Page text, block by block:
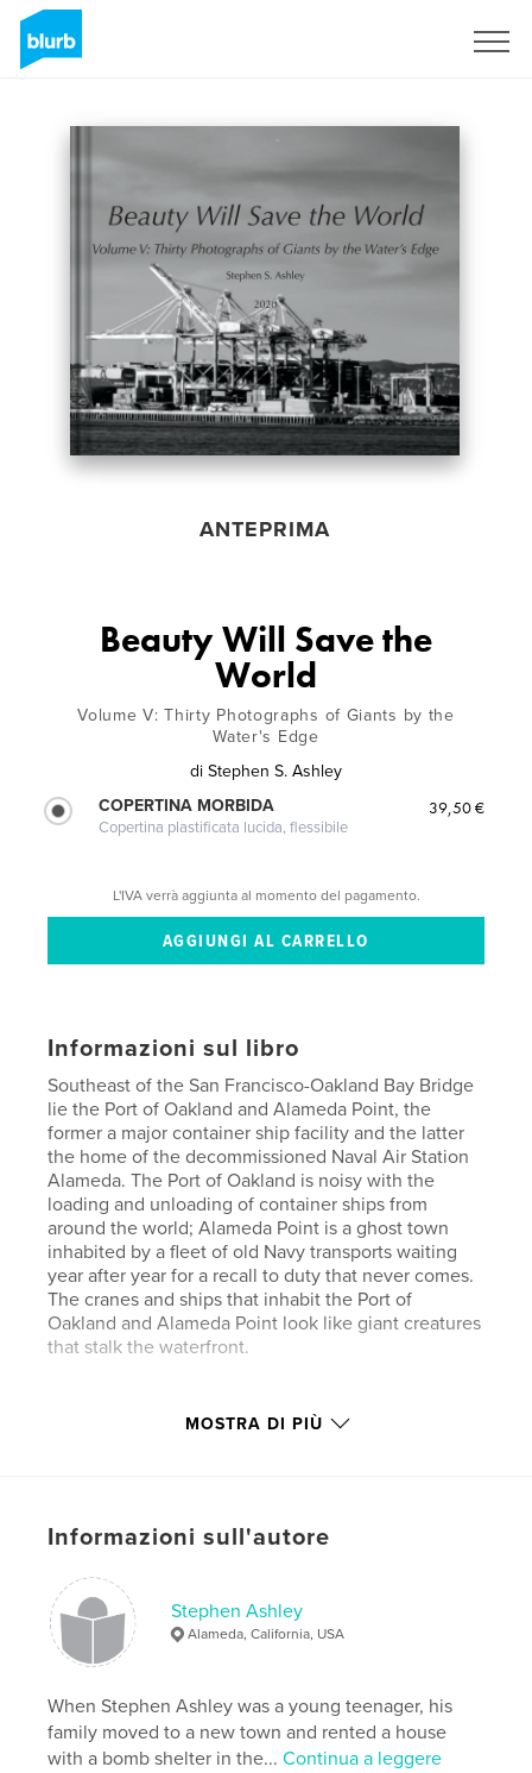
ANTEPRIMA
Beauty Will Save the
World
Volume V: Thirty Photographs of Giants by the
Water's Edge
di Stephen S. Ashley
COPERTINA MORBIDA
Copertina plastificata lucida, flessibile
39,50 €
L'IVA verrà aggiunta al momento del pagamento.
Informazioni sul libro
Southeast of the San Francisco-Oakland Bay Bridge
lie the Port of Oakland and Alameda Point, the
former a major container ship facility and the latter
the home of the decommissioned Naval Air Station
Alameda. The Port of Oakland is noisy with the
loading and unloading of container ships from
around the world; Alameda Point is a ghost town
inhabited by a fleet of old Navy transports waiting
year after year for a recall to duty that never comes.
The cranes and ships that inhabit the Port of
Oakland and Alameda Point look like giant creatures
that stalk the waterfront.
Sito web dell'autore
http://nigrumetalbum.com
Categoria principale: Fotografia artistica
Formato del progetto:
cm
N° di pagine:
50
ISBN
Data di pubblicazione: nov 30, 2020
LinguaEnglish
MOSTRA DI PIÙ
Informazioni sull'autore
Stephen Ashley
Alameda, California, USA
When Stephen Ashley was a young teenager, his
family moved to a new town and rented a house
with a bomb shelter in the...Continua a leggere